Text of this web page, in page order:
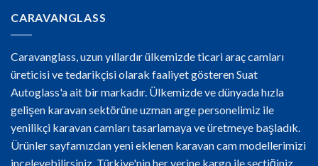
CARAVANGLASS
Caravanglass, uzun yıllardır ülkemizde ticari araç camları
üreticisi ve tedarikçisi olarak faaliyet gösteren Suat
Autoglass'a ait bir markadır. Ülkemizde ve dünyada hızla
gelişen karavan sektörüne uzman arge personelimiz ile
yenilikçi karavan camları tasarlamaya ve üretmeye başladık.
Ürünler sayfamızdan yeni eklenen karavan cam modellerimizi
inceleyebilirsiniz. Türkiye'nin her yerine kargo ile seçtiğiniz